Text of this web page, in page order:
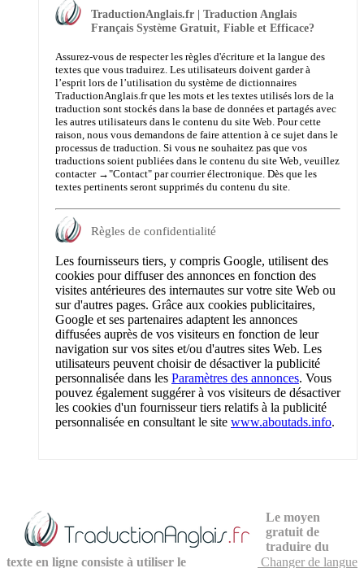
TraductionAnglais.fr | Traduction Anglais
Français Système Gratuit, Fiable et Efficace?
Assurez-vous de respecter les règles d'écriture et la langue des
textes que vous traduirez. Les utilisateurs doivent garder à
l’esprit lors de l’utilisation du système de dictionnaires
TraductionAnglais.fr que les mots et les textes utilisés lors de la
traduction sont stockés dans la base de données et partagés avec
les autres utilisateurs dans le contenu du site Web. Pour cette
raison, nous vous demandons de faire attention à ce sujet dans le
processus de traduction. Si vous ne souhaitez pas que vos
traductions soient publiées dans le contenu du site Web, veuillez
contacter →"Contact" par courrier électronique. Dès que les
textes pertinents seront supprimés du contenu du site.
Règles de confidentialité
Les fournisseurs tiers, y compris Google, utilisent des
cookies pour diffuser des annonces en fonction des
visites antérieures des internautes sur votre site Web ou
sur d'autres pages. Grâce aux cookies publicitaires,
Google et ses partenaires adaptent les annonces
diffusées auprès de vos visiteurs en fonction de leur
navigation sur vos sites et/ou d'autres sites Web. Les
utilisateurs peuvent choisir de désactiver la publicité
personnalisée dans les Paramètres des annonces. Vous
pouvez également suggérer à vos visiteurs de désactiver
les cookies d'un fournisseur tiers relatifs à la publicité
personnalisée en consultant le site www.aboutads.info.
Changer de langue
Le moyen
gratuit de
traduire du
texte en ligne consiste à utiliser le